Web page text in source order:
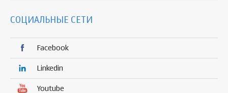
СОЦИАЛЬНЫЕ СЕТИ
Facebook
Linkedin
Youtube